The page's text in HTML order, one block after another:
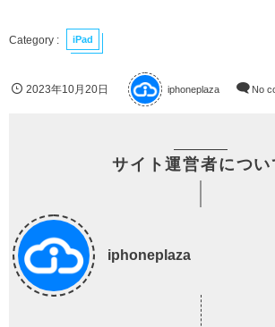
iPad
2023年10月20日 iphoneplaza No
サイト運営者につい
iphoneplaza